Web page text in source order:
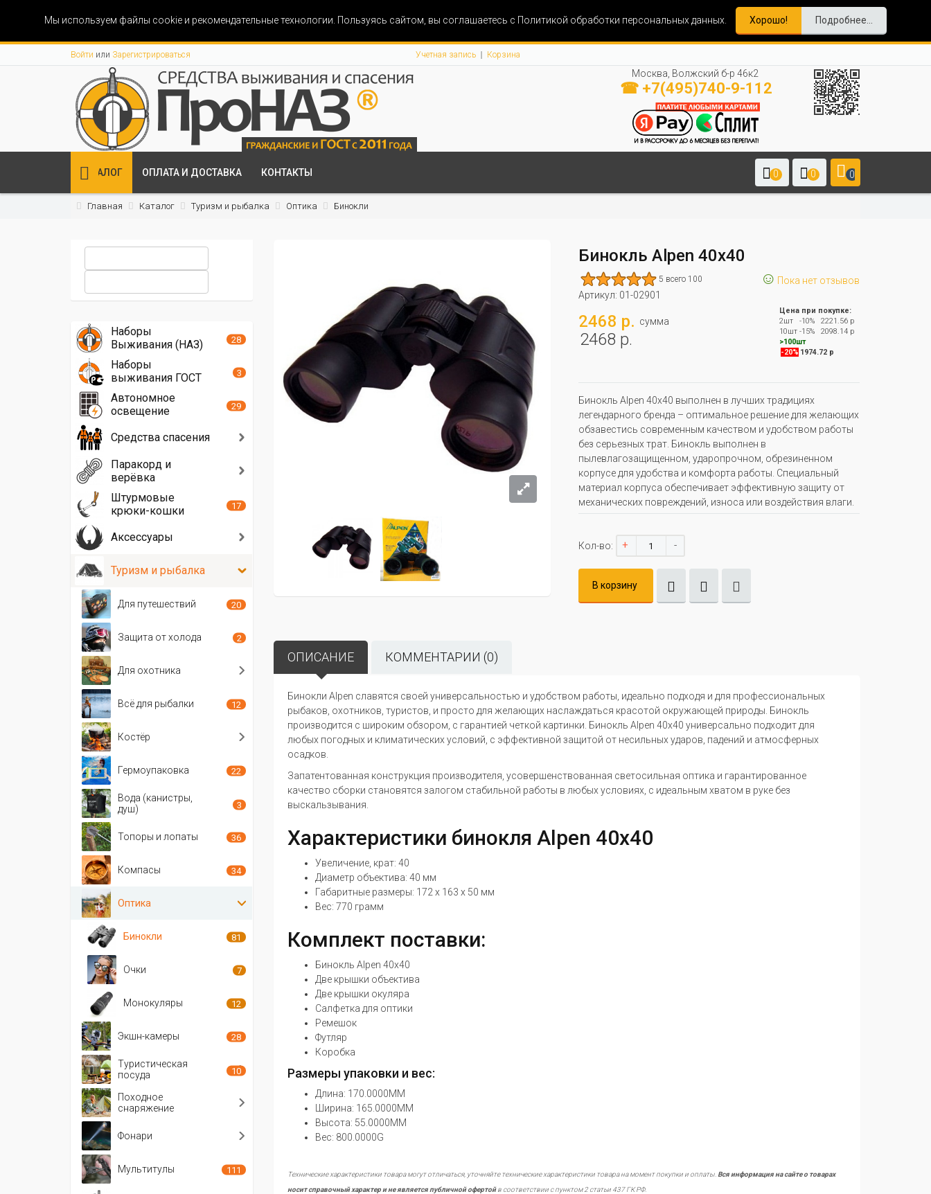
Мы используем файлы cookie и рекомендательные технологии. Пользуясь сайтом, вы соглашаетесь с Политикой обработки персональных данных. Хорошо! Подробнее...
Войти или Зарегистрироваться Учетная запись Корзина
Москва, Волжский б-р 46к2
☎ +7(495)740-9-112
КАТАЛОГ ОПЛАТА И ДОСТАВКА КОНТАКТЫ 0 0 0
Главная Каталог Туризм и рыбалка Оптика Бинокли
Бинокль Alpen 40x40
5 всего 100 ☺ Пока нет отзывов
Артикул: 01-02901
2468 р. сумма
2468 р.
Цена при покупке:
2шт
-10%
2221.56 р
10шт -15%
2098.14 р
>100шт
-20% 1974.72 р
Бинокль Alpen 40x40 выполнен в лучших традициях
легендарного бренда – оптимальное решение для желающих
обзавестись современным качеством и удобством работы
без серьезных трат. Бинокль выполнен в
пылевлагозащищенном, ударопрочном, обрезиненном
корпусе для удобства и комфорта работы. Специальный
материал корпуса обеспечивает эффективную защиту от
механических повреждений, износа или воздействия влаги.
Кол-во: + -
В корзину
ОПИСАНИЕ КОММЕНТАРИИ (0)
Бинокли Alpen славятся своей универсальностью и удобством работы, идеально подходя и для профессиональных
рыбаков, охотников, туристов, и просто для желающих наслаждаться красотой окружающей природы. Бинокль
производится с широким обзором, с гарантией четкой картинки. Бинокль Alpen 40x40 универсально подходит для
любых погодных и климатических условий, с эффективной защитой от несильных ударов, падений и атмосферных
осадков.
Запатентованная конструкция производителя, усовершенствованная светосильная оптика и гарантированное
качество сборки становятся залогом стабильной работы в любых условиях, с идеальным хватом в руке без
выскальзывания.
Характеристики бинокля Alpen 40x40
Увеличение, крат: 40
Диаметр объектива: 40 мм
Габаритные размеры: 172 х 163 х 50 мм
Вес: 770 грамм
Комплект поставки:
Бинокль Alpen 40x40
Две крышки объектива
Две крышки окуляра
Салфетка для оптики
Ремешок
Футляр
Коробка
Размеры упаковки и вес:
Длина: 170.0000MM
Ширина: 165.0000MM
Высота: 55.0000MM
Вес: 800.0000G
Технические характеристики товара могут отличаться, уточняйте технические характеристики товара на момент покупки и оплаты. Вся информация на сайте о товарах
носит справочный характер и не является публичной офертойв соответствии с пунктом 2 статьи 437 ГК РФ.
Наборы
Выживания (НАЗ)
28
Наборы
выживания ГОСТ
3
Автономное
освещение
29
Средства спасения
Паракорд и
верёвка
Штурмовые
крюки-кошки
17
Аксессуары
Туризм и рыбалка
Для путешествий 20
Защита от холода 2
Для охотника
Всё для рыбалки 12
Костёр
Гермоупаковка 22
Вода (канистры,
душ)
3
Топоры и лопаты 36
Компасы 34
Оптика
Бинокли 81
Очки 7
Монокуляры 12
Экшн-камеры 28
Туристическая
посуда
10
Походное
снаряжение
Фонари
Мультитулы 111